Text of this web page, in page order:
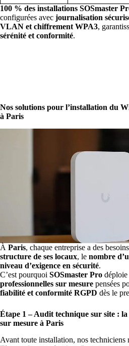
100 % des installations SOSmaster
configurées avec journalisation
VLAN et chiffrement WPA3,
sérénité et conformité.
Nos solutions pour l’installation du
à Paris
À Paris, chaque entreprise a des
structure de ses locaux, le nombre
niveau d’exigence en sécurité.
C’est pourquoi SOSmaster Pro déploie
professionnelles sur mesure pensées
fiabilité et conformité RGPD dès le
Étape 1 – Audit technique sur site :
sur mesure à Paris
Avant toute installation, nos techniciens